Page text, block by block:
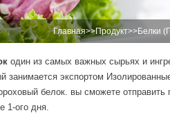
Главная>>Продукт>>Белки
один из самых важных сырьях и
экспортом
белок. вы сможете отправить
1-ого дня.